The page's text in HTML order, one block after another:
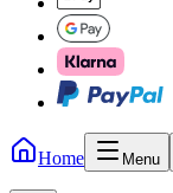
Home Menu